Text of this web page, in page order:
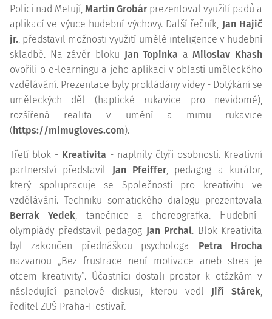
Polici nad Metují, Martin Grobár prezentoval využití padů a
aplikací ve výuce hudební výchovy. Další řečník, Jan Hajič
jr., představil možnosti využití umělé inteligence v hudební
skladbě. Na závěr bloku Jan Topinka a Miloslav Khash
ovořili o e-learningu a jeho aplikaci v oblasti uměleckého
vzdělávání. Prezentace byly prokládány videy - Dotýkání se
uměleckých děl (haptické rukavice pro nevidomé),
rozšířená realita v umění a mimu rukavice
(https://mimugloves.com).
Třetí blok - Kreativita - naplnily čtyři osobnosti. Kreativní
partnerství představil Jan Pfeiffer, pedagog a kurátor,
který spolupracuje se Společností pro kreativitu ve
vzdělávání. Techniku somatického dialogu prezentovala
Berrak Yedek, tanečnice a choreografka. Hudební
olympiády představil pedagog Jan Prchal. Blok Kreativita
byl zakončen přednáškou psychologa Petra Hrocha
nazvanou „Bez frustrace není motivace aneb stres je
otcem kreativity“. Účastníci dostali prostor k otázkám v
následující panelové diskusi, kterou vedl Jiří Stárek,
ředitel ZUŠ Praha-Hostivař.